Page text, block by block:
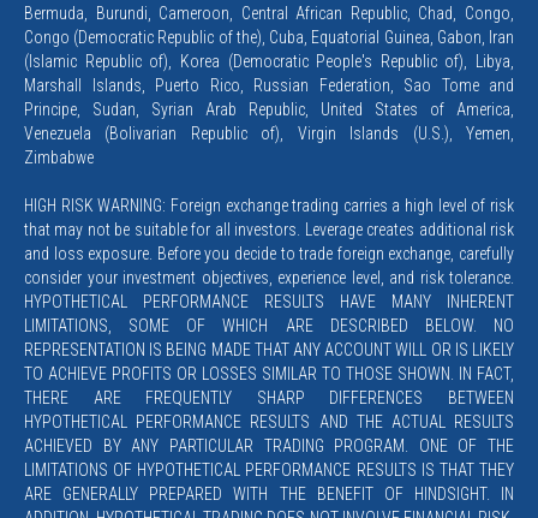
Bermuda, Burundi, Cameroon, Central African Republic, Chad, Congo,
Congo (Democratic Republic of the), Cuba, Equatorial Guinea, Gabon, Iran
(Islamic Republic of), Korea (Democratic People's Republic of), Libya,
Marshall Islands, Puerto Rico, Russian Federation, Sao Tome and
Principe, Sudan, Syrian Arab Republic, United States of America,
Venezuela (Bolivarian Republic of), Virgin Islands (U.S.), Yemen,
Zimbabwe
HIGH RISK WARNING: Foreign exchange trading carries a high level of risk
that may not be suitable for all investors. Leverage creates additional risk
and loss exposure. Before you decide to trade foreign exchange, carefully
consider your investment objectives, experience level, and risk tolerance.
HYPOTHETICAL PERFORMANCE RESULTS HAVE MANY INHERENT
LIMITATIONS, SOME OF WHICH ARE DESCRIBED BELOW. NO
REPRESENTATION IS BEING MADE THAT ANY ACCOUNT WILL OR IS LIKELY
TO ACHIEVE PROFITS OR LOSSES SIMILAR TO THOSE SHOWN. IN FACT,
THERE ARE FREQUENTLY SHARP DIFFERENCES BETWEEN
HYPOTHETICAL PERFORMANCE RESULTS AND THE ACTUAL RESULTS
ACHIEVED BY ANY PARTICULAR TRADING PROGRAM. ONE OF THE
LIMITATIONS OF HYPOTHETICAL PERFORMANCE RESULTS IS THAT THEY
ARE GENERALLY PREPARED WITH THE BENEFIT OF HINDSIGHT. IN